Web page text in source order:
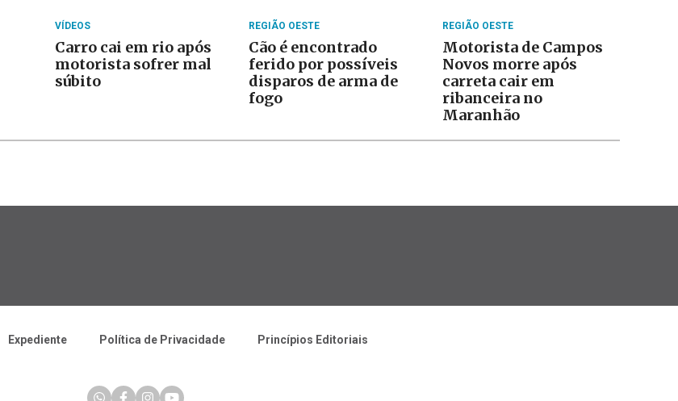
VÍDEOS
Carro cai em rio após
motorista sofrer mal
súbito
REGIÃO OESTE
Cão é encontrado
ferido por possíveis
disparos de arma de
fogo
REGIÃO OESTE
Motorista de Campos
Novos morre após
carreta cair em
ribanceira no
Maranhão
Expediente Política de Privacidade Princípios Editoriais